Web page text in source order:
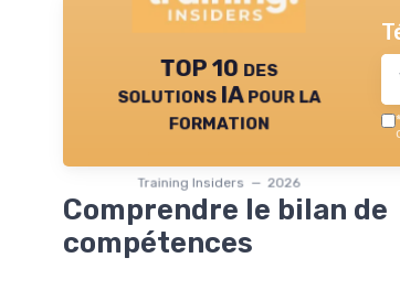
TOP 10 des
solutions IA pour la
formation
Training Insiders — 2026
*
Comprendre le bilan de
compétences